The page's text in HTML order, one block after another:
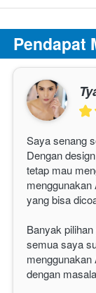
Pendapat
Saya senang
Dengan
tetap mau
menggunakan
yang bisa
Banyak
semua saya
menggunakan
dengan